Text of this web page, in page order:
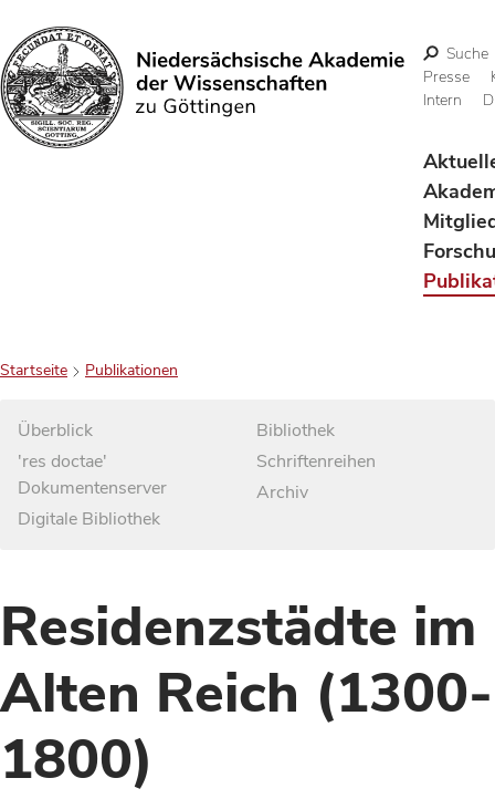
Suchen
Suche
Presse
Intern
Startseite Publikationen
Überblick
'res doctae'
Dokumentenserver
Digitale Bibliothek
Bibliothek
Schriftenreihen
Archiv
Residenzstädte im
Alten Reich (1300-
1800)